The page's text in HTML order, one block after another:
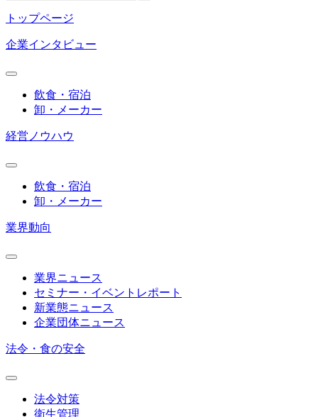
トップページ
企業インタビュー
飲食・宿泊
卸・メーカー
経営ノウハウ
飲食・宿泊
卸・メーカー
業界動向
業界ニュース
セミナー・イベントレポート
新業態ニュース
企業団体ニュース
法令・食の安全
法令対策
衛生管理